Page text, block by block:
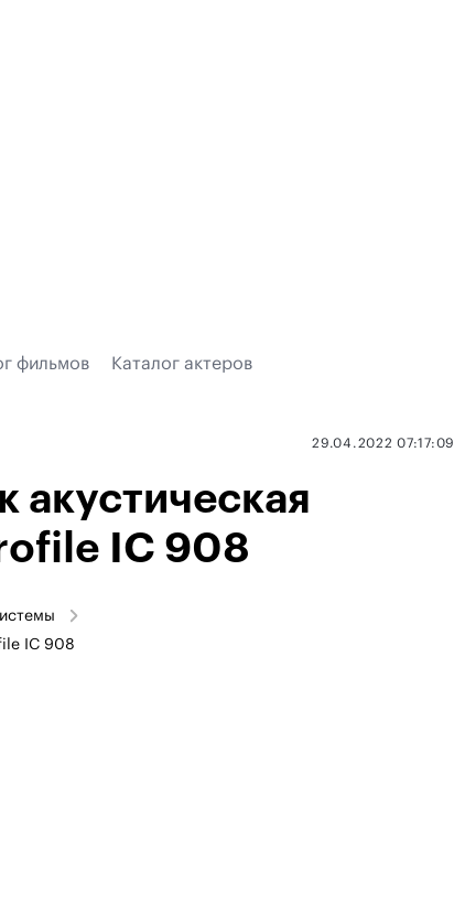
фильмов Каталог актеров
29.04.2022 07:17:09
акустическая
IC 908
IC 908